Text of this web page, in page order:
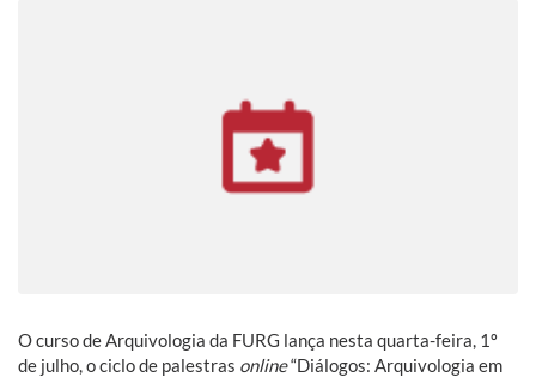
O curso de Arquivologia da FURG lança nesta quarta-feira, 1º
de julho, o ciclo de palestras online“Diálogos: Arquivologia em